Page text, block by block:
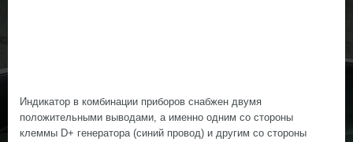
Индикатор в комбинации приборов снабжен двумя
положительными выводами, а именно одним со стороны
клеммы D+ генератора (синий провод) и другим со стороны